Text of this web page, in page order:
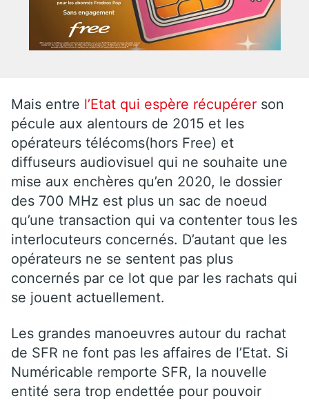
Mais entre l’Etat qui espère récupérer son
pécule aux alentours de 2015 et les
opérateurs télécoms(hors Free) et
diffuseurs audiovisuel qui ne souhaite une
mise aux enchères qu’en 2020, le dossier
des 700 MHz est plus un sac de noeud
qu’une transaction qui va contenter tous les
interlocuteurs concernés. D’autant que les
opérateurs ne se sentent pas plus
concernés par ce lot que par les rachats qui
se jouent actuellement.
Les grandes manoeuvres autour du rachat
de SFR ne font pas les affaires de l’Etat. Si
Numéricable remporte SFR, la nouvelle
entité sera trop endettée pour pouvoir